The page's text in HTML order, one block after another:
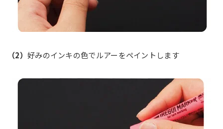
（2） 好みのインキの色でルアーをペイントします